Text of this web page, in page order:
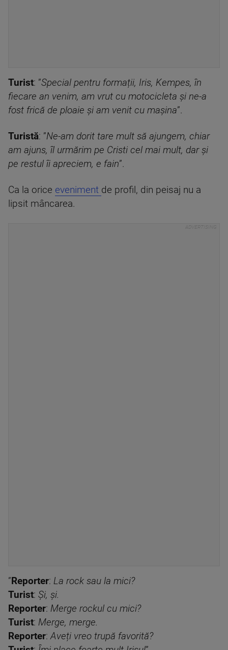
Turist: ”Special pentru formații, Iris, Kempes, în
fiecare an venim, am vrut cu motocicleta și ne-a
fost frică de ploaie și am venit cu mașina”.
Turistă: ”Ne-am dorit tare mult să ajungem, chiar
am ajuns, îl urmărim pe Cristi cel mai mult, dar și
pe restul îi apreciem, e fain”.
Ca la orice eveniment de profil, din peisaj nu a
lipsit mâncarea.
” Reporter: La rock sau la mici?
Turist: Și, și.
Reporter: Merge rockul cu mici?
Turist: Merge, merge.
Reporter:Aveți vreo trupă favorită?